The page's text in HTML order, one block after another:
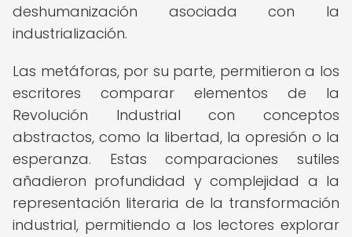
deshumanización asociada con la
industrialización.
Las metáforas, por su parte, permitieron a los
escritores comparar elementos de la
Revolución Industrial con conceptos
abstractos, como la libertad, la opresión o la
esperanza. Estas comparaciones sutiles
añadieron profundidad y complejidad a la
representación literaria de la transformación
industrial, permitiendo a los lectores explorar